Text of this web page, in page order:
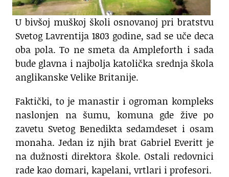
U bivšoj muškoj školi osnovanoj pri bratstvu
Svetog Lavrentija 1803 godine, sad se uče deca
oba pola. To ne smeta da Ampleforth i sada
bude glavna i najbolja katolička srednja škola
anglikanske Velike Britanije.
Faktički, to je manastir i ogroman kompleks
naslonjen na šumu, komuna gde žive po
zavetu Svetog Benedikta sedamdeset i osam
monaha. Jedan iz njih brat Gabriel Everitt je
na dužnosti direktora škole. Ostali redovnici
rade kao domari, kapelani, vrtlari i profesori.